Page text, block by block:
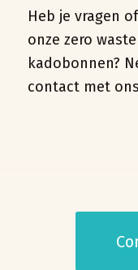
Heb je vragen
onze zero
kadobonnen?
contact met